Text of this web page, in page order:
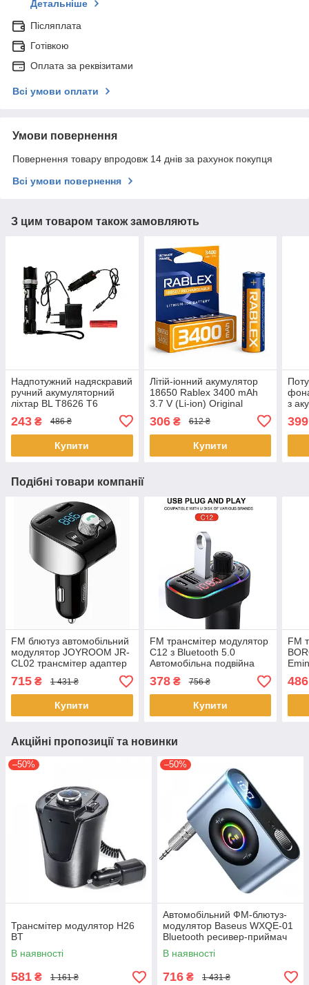
Детальніше
Післяплата
Готівкою
Оплата за реквізитами
Всі умови оплати
Умови повернення
Повернення товару впродовж 14 днів за рахунок покупця
Всі умови повернення
З цим товаром також замовляють
Надпотужний надяскравий
ручний акумуляторний
ліхтар BL T8626 T6
Zoom 18650
243 ₴ 486 ₴
Купити
Літій-іонний акумулятор
18650 Rablex 3400 mAh
3.7 V (Li-ion) Original
306₴ 612 ₴
Купити
з
399
Подібні товари компанії
FM блютуз автомобільний
модулятор JOYROOM JR-
CL02 трансмітер адаптер
зарядний пристрій
715 ₴ 1 431 ₴
Купити
FM трансмітер модулятор
C12 з Bluetooth 5.0
Автомобільна подвійна
зарядка USB Чорний
378₴ 756 ₴
Купити
FM
486
Акційні пропозиції та новинки
–50%
Трансмітер модулятор H26
BT
В наявності
581 ₴ 1 161 ₴
–50%
Автомобільний ФМ-блютуз-
модулятор Baseus WXQE-01
Bluetooth ресивер-приймач
аудіоадаптер Чорний
В наявності
716 ₴ 1 431 ₴